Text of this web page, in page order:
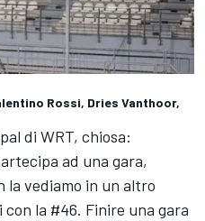
Rossi, Dries Vanthoor,
di WRT, chiosa:
ad una gara,
la vediamo in un altro
la #46. Finire una gara